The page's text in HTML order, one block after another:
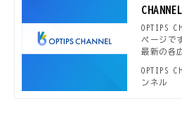
CHANNEL
OPTIPS
ページで
最新の各
れる新着
例、セミ
OPTIPS
ンネル